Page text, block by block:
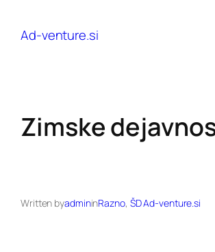
vsebino
Ad-venture.si
Zimske
Written byadmininRazno, ŠD Ad-venture.si